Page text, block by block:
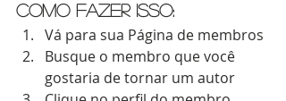
Como fazer isso:
Vá para sua Página de membros
Busque o membro que você
gostaria de tornar um autor